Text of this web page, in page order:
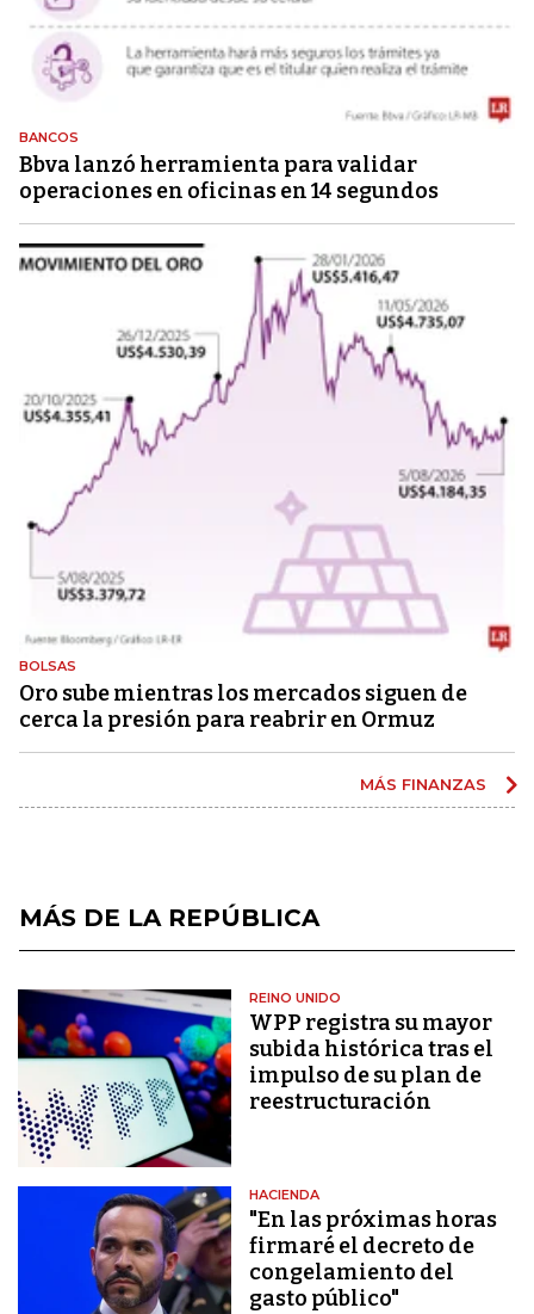
BANCOS
Bbva lanzó herramienta para validar
operaciones en oficinas en 14 segundos
BOLSAS
Oro sube mientras los mercados siguen de
cerca la presión para reabrir en Ormuz
MÁS FINANZAS
MÁS DE LA REPÚBLICA
REINO UNIDO
WPP registra su mayor
subida histórica tras el
impulso de su plan de
reestructuración
HACIENDA
"En las próximas horas
firmaré el decreto de
congelamiento del
gasto público"